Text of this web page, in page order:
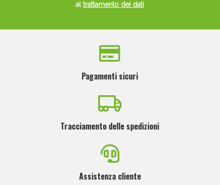
altrattamento dei dati
Pagamenti sicuri
Tracciamento delle spedizioni
Assistenza cliente